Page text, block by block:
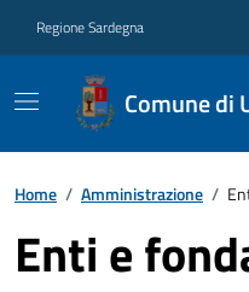
Regione Sardegna
Comune di
Home / Amministrazione /
Enti e